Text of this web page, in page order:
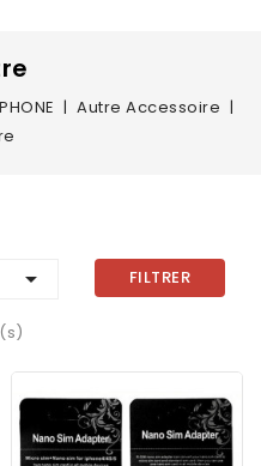
Autre Accessoire
 FILTRER